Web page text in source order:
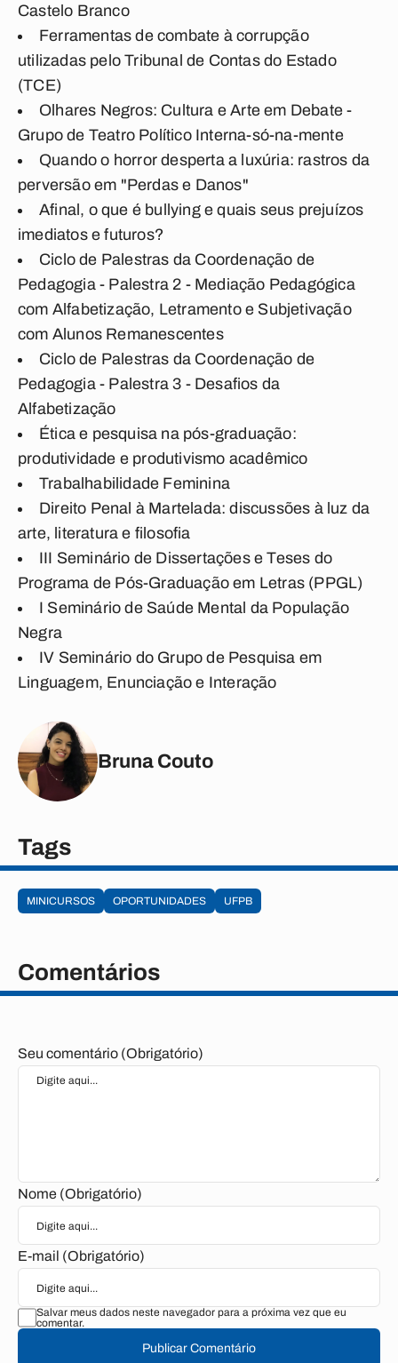
Castelo Branco
Ferramentas de combate à corrupção
utilizadas pelo Tribunal de Contas do Estado
(TCE)
Olhares Negros: Cultura e Arte em Debate -
Grupo de Teatro Político Interna-só-na-mente
Quando o horror desperta a luxúria: rastros da
perversão em "Perdas e Danos"
Afinal, o que é bullyinge quais seus prejuízos
imediatos e futuros?
Ciclo de Palestras da Coordenação de
Pedagogia - Palestra 2 - Mediação Pedagógica
com Alfabetização, Letramento e Subjetivação
com Alunos Remanescentes
Ciclo de Palestras da Coordenação de
Pedagogia - Palestra 3 - Desafios da
Alfabetização
Ética e pesquisa na pós-graduação:
produtividade e produtivismo acadêmico
Trabalhabilidade Feminina
Direito Penal à Martelada: discussões à luz da
arte, literatura e filosofia
III Seminário de Dissertações e Teses do
Programa de Pós-Graduação em Letras (PPGL)
I Seminário de Saúde Mental da População
Negra
IV Seminário do Grupo de Pesquisa em
Linguagem, Enunciação e Interação
Bruna Couto
Tags
MINICURSOS OPORTUNIDADES UFPB
Comentários
Seu comentário (Obrigatório)
Nome (Obrigatório)
E-mail (Obrigatório)
Salvar meus dados neste navegador para a próxima vez que eu
comentar.
Publicar Comentário